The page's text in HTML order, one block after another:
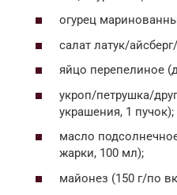
огурец
салат латук/
яйцо перепелиное
укроп/петрушка/
украшения, 1 пучок);
масло
жарки, 100 мл);
майонез (150 г/по